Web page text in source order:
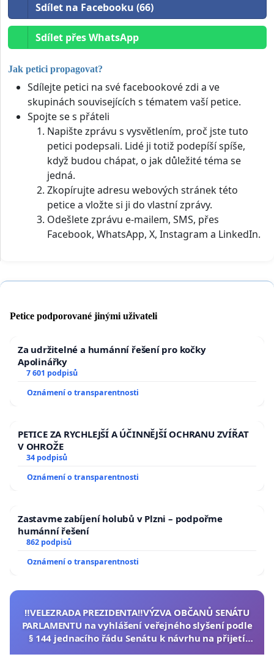
Sdílet na Facebooku (66)
Sdílet přes WhatsApp
Jak petici propagovat?
Sdílejte petici na své facebookové zdi a ve
skupinách souvisejících s tématem vaší petice.
Spojte se s přáteli
Napište zprávu s vysvětlením, proč jste tuto
petici podepsali. Lidé ji totiž podepíší spíše,
když budou chápat, o jak důležité téma se
jedná.
Zkopírujte adresu webových stránek této
petice a vložte si ji do vlastní zprávy.
Odešlete zprávu e-mailem, SMS, přes
Facebook, WhatsApp, X, Instagram a LinkedIn.
Petice podporované jinými uživateli
Za udržitelné a humánní řešení pro kočky
Apolinářky
7 601 podpisů
Oznámení o transparentnosti
PETICE ZA RYCHLEJŠÍ A ÚČINNĚJŠÍ OCHRANU ZVÍŘAT
V OHROŽE
34 podpisů
Oznámení o transparentnosti
Zastavme zabíjení holubů v Plzni – podpořme
humánní řešení
862 podpisů
Oznámení o transparentnosti
‼️VELEZRADA PREZIDENTA‼️VÝZVA OBČANŮ SENÁTU
PARLAMENTU na vyhlášení veřejného slyšení podle
§ 144 jednacího řádu Senátu k návrhu na přijetí